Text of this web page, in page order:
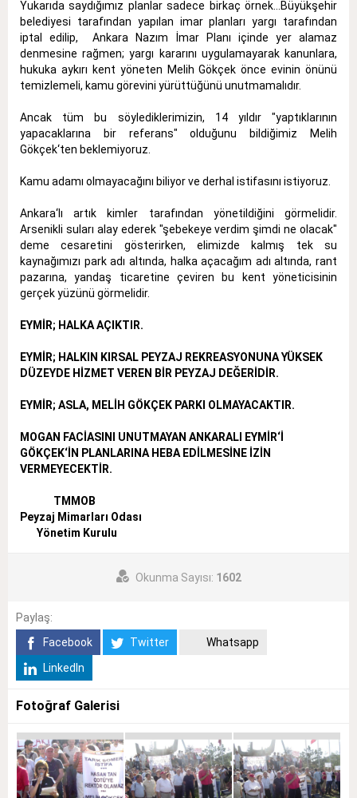
Yukarıda saydığımız planlar sadece birkaç örnek...Büyükşehir
belediyesi tarafından yapılan imar planları yargı tarafından
iptal edilip, Ankara Nazım İmar Planı içinde yer alamaz
denmesine rağmen; yargı kararını uygulamayarak kanunlara,
hukuka aykırı kent yöneten Melih Gökçek önce evinin önünü
temizlemeli, kamu görevini yürüttüğünü unutmamalıdır.
Ancak tüm bu söylediklerimizin, 14 yıldır "yaptıklarının
yapacaklarına bir referans" olduğunu bildiğimiz Melih
Gökçek‘ten beklemiyoruz.
Kamu adamı olmayacağını biliyor ve derhal istifasını istiyoruz.
Ankara‘lı artık kimler tarafından yönetildiğini görmelidir.
Arsenikli suları alay ederek "şebekeye verdim şimdi ne olacak"
deme cesaretini gösterirken, elimizde kalmış tek su
kaynağımızı park adı altında, halka açacağım adı altında, rant
pazarına, yandaş ticaretine çeviren bu kent yöneticisinin
gerçek yüzünü görmelidir.
EYMİR; HALKA AÇIKTIR.
EYMİR; HALKIN KIRSAL PEYZAJ REKREASYONUNA YÜKSEK
DÜZEYDE HİZMET VEREN BİR PEYZAJ DEĞERİDİR.
EYMİR; ASLA, MELİH GÖKÇEK PARKI OLMAYACAKTIR.
MOGAN FACİASINI UNUTMAYAN ANKARALI EYMİR‘İ
GÖKÇEK‘İN PLANLARINA HEBA EDİLMESİNE İZİN
VERMEYECEKTİR.
TMMOB
Peyzaj Mimarları Odası
Yönetim Kurulu
Okunma Sayısı: 1602
Paylaş:
Facebook
Twitter
Whatsapp
LinkedIn
Fotoğraf Galerisi